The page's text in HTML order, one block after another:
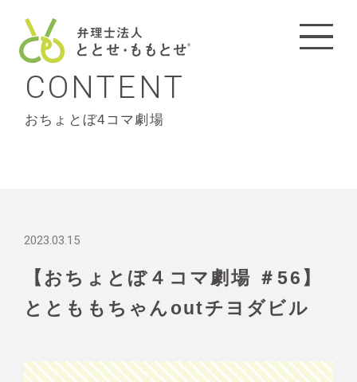
CONTENT
おちょとぼ4コマ劇場
2023.03.15
【おちょとぼ４コマ劇場 ＃56】
ととももちゃんoutチヨダビル